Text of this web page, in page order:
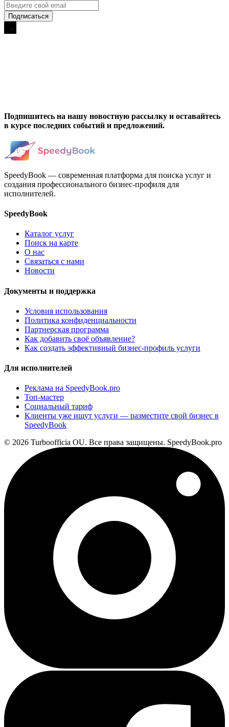
Подпишитесь на нашу новостную рассылку и оставайтесь
в курсе последних событий и предложений.
SpeedyBook — современная платформа для поиска услуг и
создания профессионального бизнес-профиля для
исполнителей.
SpeedyBook
Каталог услуг
Поиск на карте
О нас
Связаться с нами
Новости
Документы и поддержка
Условия использования
Политика конфиденциальности
Партнерская программа
Как добавить своё объявление?
Как создать эффективный бизнес-профиль услуги
Для исполнителей
Реклама на SpeedyBook.pro
Топ-мастер
Социальный тариф
Клиенты уже ищут услуги — разместите свой бизнес в
SpeedyBook
© 2026 Turboofficia OU. Все права защищены. SpeedyBook.pro